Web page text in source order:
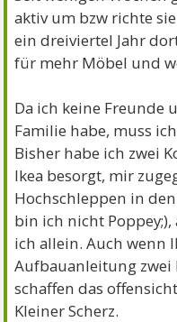
aktiv um bzw richte
ein dreiviertel Jahr
für mehr Möbel und
Da ich keine Freunde
Familie habe, muss
Bisher habe ich zwei
Ikea besorgt, mir
Hochschleppen in
bin ich nicht
ich allein. Auch wenn
Aufbauanleitung zwei
schaffen das
Kleiner Scherz.